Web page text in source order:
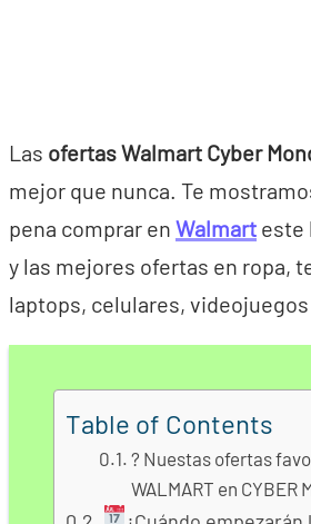
Las ofertas Walmart Cyber
mejor que nunca. Te
pena comprar en Walmart este
y las mejores ofertas en ropa,
laptops, celulares, videojuegos
Table of Contents
? Nuestas ofertas
WALMART en CYBER